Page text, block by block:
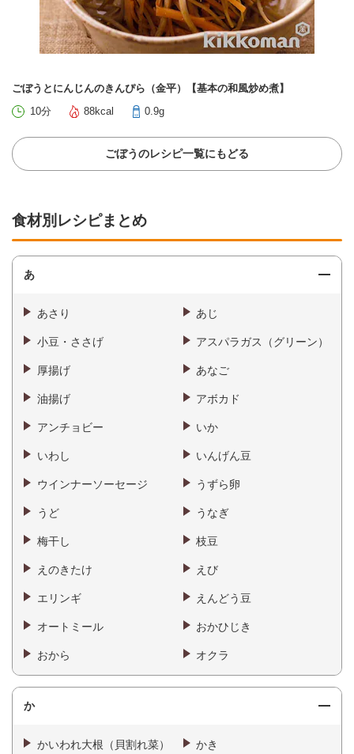
ごぼうとにんじんのきんぴら（金平）【基本の和風炒め煮】
10分
88kcal 0.9g
ごぼうのレシピ一覧にもどる
食材別レシピまとめ
あ
あさり あじ
小豆・ささげ アスパラガス（グリーン）
厚揚げ あなご
油揚げ アボカド
アンチョビー いか
いわし いんげん豆
ウインナーソーセージ うずら卵
うど うなぎ
梅干し 枝豆
えのきたけ えび
エリンギ えんどう豆
オートミール おかひじき
おから オクラ
か
かいわれ大根（貝割れ菜） かき